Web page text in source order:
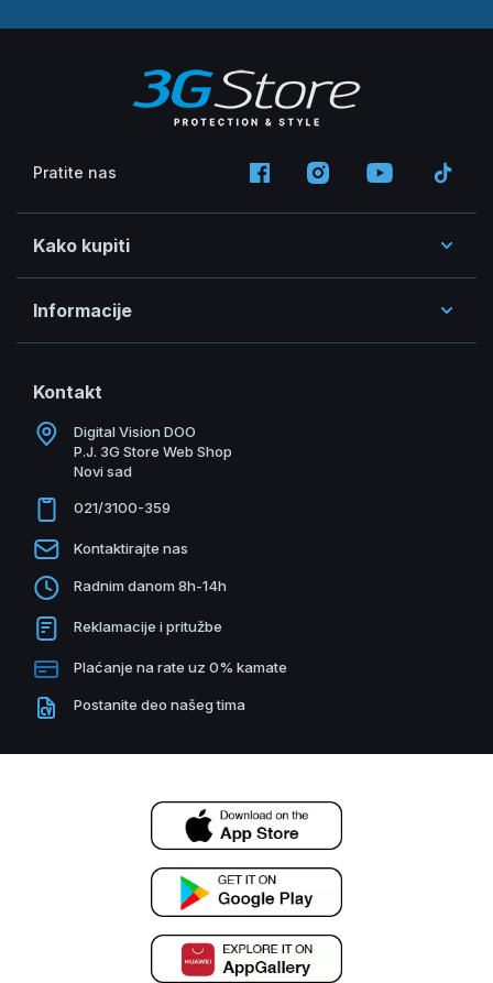
Pratite nas
Kako kupiti
Informacije
Kontakt
Digital Vision DOO
P.J. 3G Store Web Shop
Novi sad
021/3100-359
Kontaktirajte nas
Radnim danom 8h-14h
Reklamacije i pritužbe
Plaćanje na rate uz 0% kamate
Postanite deo našeg tima